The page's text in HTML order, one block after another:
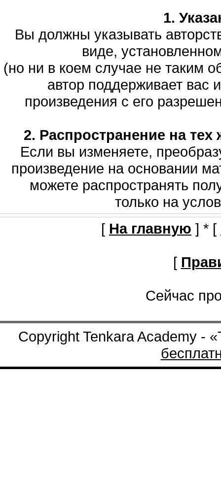
1.
Вы должны указывать
виде,
(но ни в коем случае не таким
автор поддерживает вас
произведения с его
2. Распространение на тех
Если вы изменяете,
произведение на основании
можете распространять
только на
[ На главную ] * [
[
Сейчас
Copyright Tenkara Academy -